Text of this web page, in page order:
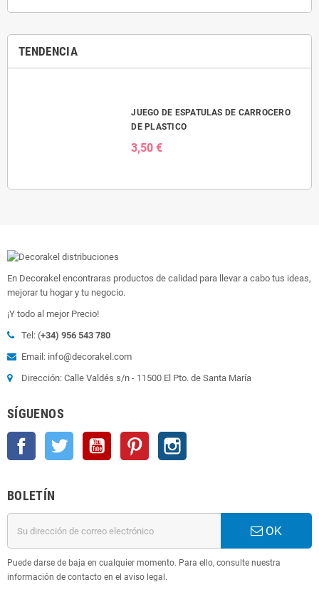
TENDENCIA
JUEGO DE ESPATULAS DE CARROCERO
DE PLASTICO
3,50 €
En Decorakel encontraras productos de calidad para llevar a cabo tus ideas,
mejorar tu hogar y tu negocio.
¡Y todo al mejor Precio!
Tel: (+34) 956 543 780
Email: info@decorakel.com
Dirección: Calle Valdés s/n - 11500 El Pto. de Santa María
SÍGUENOS
Facebook Twitter YouTube Pinterest
BOLETÍN
OK
Puede darse de baja en cualquier momento. Para ello, consulte nuestra
información de contacto en el aviso legal.